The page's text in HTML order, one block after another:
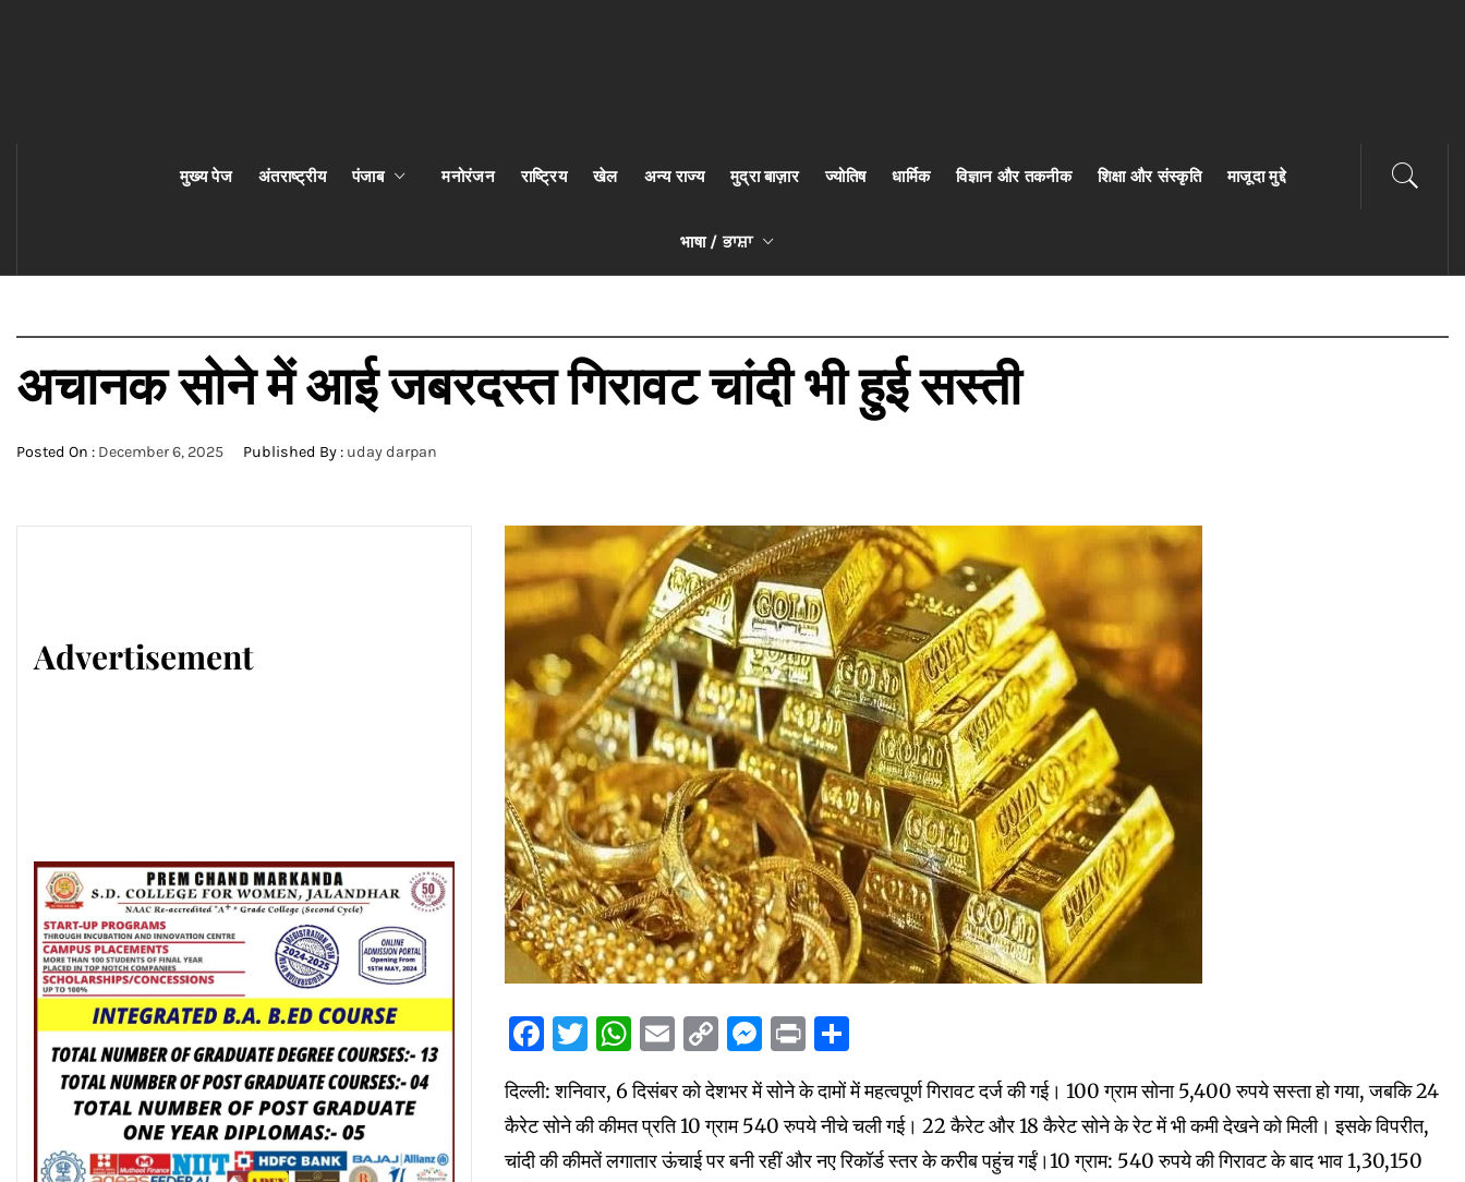
मुख्य पेज अंतराष्ट्रीय पंजाब मनोरंजन राष्ट्रिय खेल अन्य राज्य मुद्रा बाज़ार ज्योतिष धार्मिक विज्ञान और तकनीक शिक्षा और संस्कृति माजूदा मुद्दे
भाषा / ਭਾਸ਼ਾ
अचानक सोने में आई जबरदस्त गिरावट चांदी भी हुई सस्ती
Posted On : December 6, 2025 Published By : uday darpan
Facebook
Twitter
WhatsApp
Email
Copy
Link
Messenger
Print
दिल्ली: शनिवार, 6 दिसंबर को देशभर में सोने के दामों में महत्वपूर्ण गिरावट दर्ज की गई। 100 ग्राम सोना 5,400 रुपये सस्ता हो गया, जबकि 24
कैरेट सोने की कीमत प्रति 10 ग्राम 540 रुपये नीचे चली गई। 22 कैरेट और 18 कैरेट सोने के रेट में भी कमी देखने को मिली। इसके विपरीत,
चांदी की कीमतें लगातार ऊंचाई पर बनी रहीं और नए रिकॉर्ड स्तर के करीब पहुंच गईं।10 ग्राम: 540 रुपये की गिरावट के बाद भाव 1,30,150
Advertisement